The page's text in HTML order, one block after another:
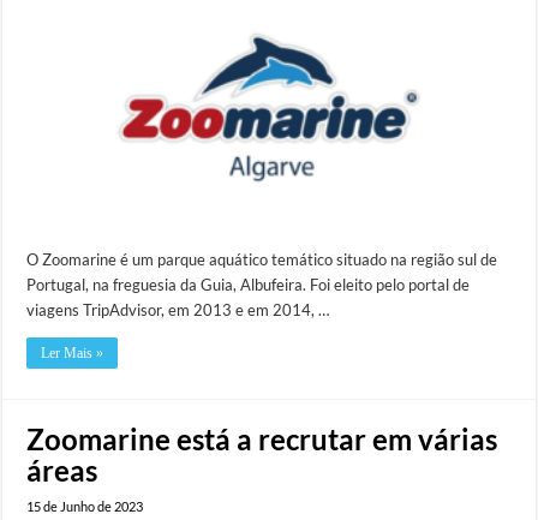
O Zoomarine é um parque aquático temático situado na região sul de
Portugal, na freguesia da Guia, Albufeira. Foi eleito pelo portal de
viagens TripAdvisor, em 2013 e em 2014, …
Ler Mais »
Zoomarine está a recrutar em várias
áreas
15 de Junho de 2023